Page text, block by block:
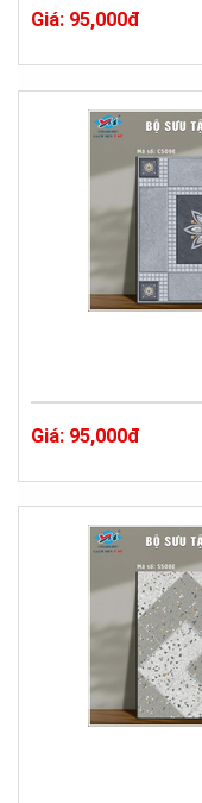
Giá: 95,000đ
Giá: 95,000đ